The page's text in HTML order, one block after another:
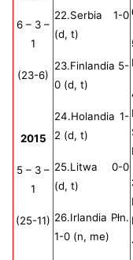
6 – 3 –
1
(23-6)
2015
5 – 3 –
1
(25-11)
22.Serbia 1-0
(d, t)
23.Finlandia 5-
0 (d, t)
24.Holandia 1-
2 (d, t)
25.Litwa 0-0
(d, t)
26.Irlandia Płn.
1-0 (n, me)